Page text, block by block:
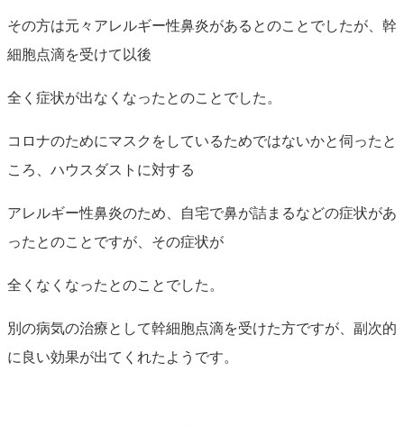
その方は元々アレルギー性鼻炎があるとのことでしたが、幹
細胞点滴を受けて以後
全く症状が出なくなったとのことでした。
コロナのためにマスクをしているためではないかと伺ったと
ころ、ハウスダストに対する
アレルギー性鼻炎のため、
自宅で鼻が詰まるなどの症状があ
ったとのことですが、その症状が
全くなくなったとのことでした。
別の病気の治療として幹細胞点滴を受けた方ですが、副次的
に良い効果が出てくれたようです。